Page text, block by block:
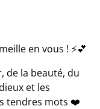
en vous ! ⚡️💕
de la beauté, du
et les
tendres mots ❤️